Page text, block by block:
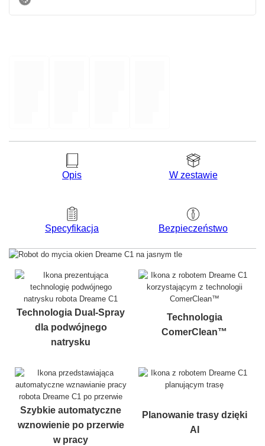
Opis W zestawie
Specyfikacja Bezpieczeństwo
Technologia Dual-Spray
dla podwójnego
natrysku
Technologia
ComerClean™
Szybkie automatyczne
wznowienie po przerwie
w pracy
Planowanie trasy dzięki
AI